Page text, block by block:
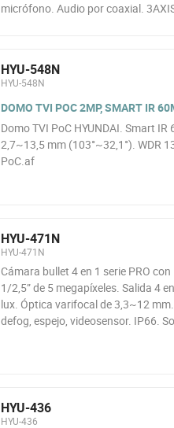
micrófono. Audio por coaxial.
HYU-548N
HYU-548N
DOMO TVI POC 2MP, SMART IR
Domo TVI PoC HYUNDAI. Smart
2,7~13,5 mm (103°~32,1°). WDR
PoC.af
HYU-471N
HYU-471N
Cámara bullet 4 en 1 serie PRO
1/2,5” de 5 megapíxeles. Salida 4
lux. Óptica varifocal de 3,3~12 mm.
defog, espejo, videosensor. IP66.
HYU-436
HYU-436